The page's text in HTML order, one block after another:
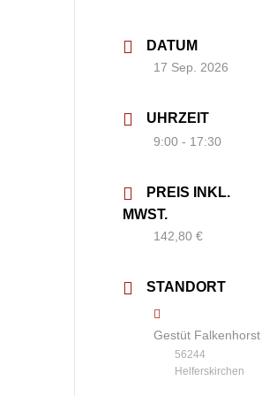
DATUM
17 Sep. 2026
UHRZEIT
9:00 - 17:30
PREIS INKL.
MWST.
142,80 €
STANDORT
Gestüt Falkenhorst
56244
Helferskirchen